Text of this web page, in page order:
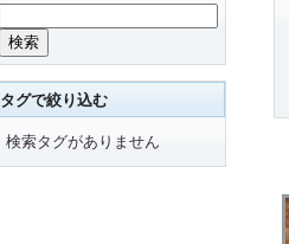
タグで絞り込む
検索タグがありません